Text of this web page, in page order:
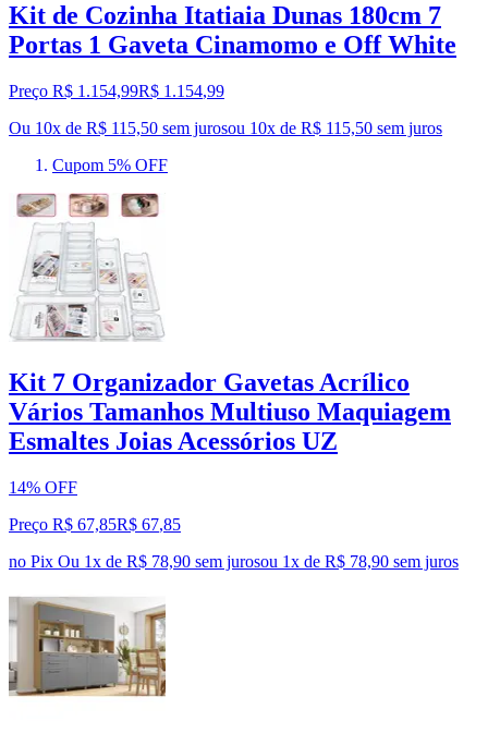
Kit de Cozinha Itatiaia Dunas 180cm 7
Portas 1 Gaveta Cinamomo e Off White
Preço R$ 1.154,99R$ 1.154,99
Ou 10x de R$ 115,50 sem jurosou 10x de R$ 115,50 sem juros
Cupom 5% OFF
Kit 7 Organizador Gavetas Acrílico
Vários Tamanhos Multiuso Maquiagem
Esmaltes Joias Acessórios UZ
14% OFF
Preço R$ 67,85R$ 67,85
no Pix Ou 1x de R$ 78,90 sem jurosou 1x de R$ 78,90 sem juros